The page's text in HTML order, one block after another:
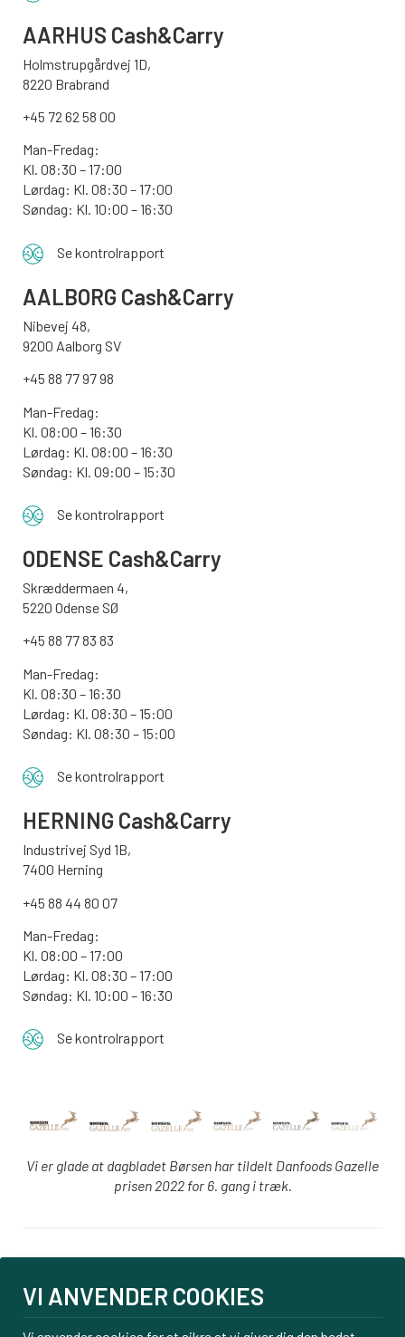
AARHUS Cash&Carry
Holmstrupgårdvej 1D,
8220 Brabrand
+45 72 62 58 00
Man-Fredag:
Kl. 08:30 – 17:00
Lørdag: Kl. 08:30 – 17:00
Søndag: Kl. 10:00 – 16:30
Se kontrolrapport
AALBORG Cash&Carry
Nibevej 48,
9200 Aalborg SV
+45 88 77 97 98
Man-Fredag:
Kl. 08:00 – 16:30
Lørdag: Kl. 08:00 – 16:30
Søndag: Kl. 09:00 – 15:30
Se kontrolrapport
ODENSE Cash&Carry
Skræddermaen 4,
5220 Odense SØ
+45 88 77 83 83
Man-Fredag:
Kl. 08:30 – 16:30
Lørdag: Kl. 08:30 – 15:00
Søndag: Kl. 08:30 – 15:00
Se kontrolrapport
HERNING Cash&Carry
Industrivej Syd 1B,
7400 Herning
+45 88 44 80 07
Man-Fredag:
Kl. 08:00 – 17:00
Lørdag: Kl. 08:30 – 17:00
Søndag: Kl. 10:00 – 16:30
Se kontrolrapport
Vi er glade at dagbladet Børsen har tildelt Danfoods Gazelle
prisen 2022 for 6. gang i træk.
PBS tilmelding
Om os
VI ANVENDER COOKIES